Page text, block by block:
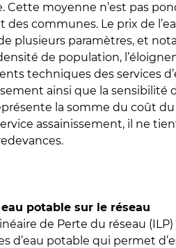
Cette moyenne n’est pas
des communes. Le prix de
plusieurs paramètres, et
de population,
techniques des services
ainsi que la
la somme du coût du
assainissement, il ne
potable sur le réseau
de Perte du réseau
d’eau potable qui permet